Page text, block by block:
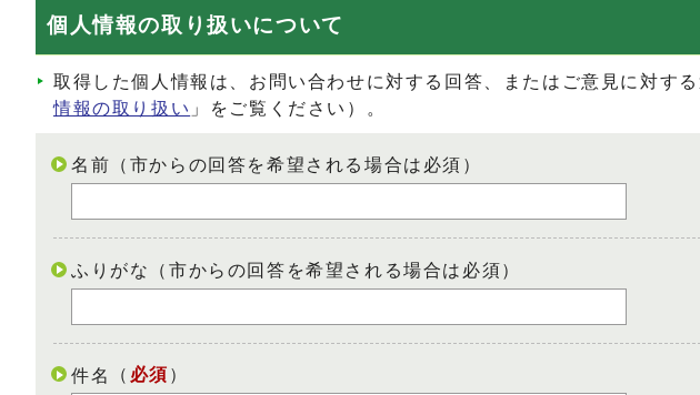
個人情報の取り扱いについて
取得した個人情報は、お問い合わせに対する回答、またはご意見に対す
情報の取り扱い 」をご覧ください）。
名前（市からの回答を希望される場合は必須）
ふりがな（市からの回答を希望される場合は必須）
件名 （ 必須 ）